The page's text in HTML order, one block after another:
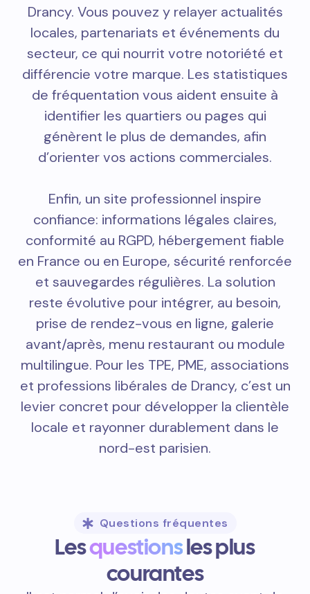
Drancy. Vous pouvez y relayer actualités
locales, partenariats et événements du
secteur, ce qui nourrit votre notoriété et
différencie votre marque. Les statistiques
de fréquentation vous aident ensuite à
identifier les quartiers ou pages qui
génèrent le plus de demandes, afin
d’orienter vos actions commerciales.
Enfin, un site professionnel inspire
confiance: informations légales claires,
conformité au RGPD, hébergement fiable
en France ou en Europe, sécurité renforcée
et sauvegardes régulières. La solution
reste évolutive pour intégrer, au besoin,
prise de rendez-vous en ligne, galerie
avant/après, menu restaurant ou module
multilingue. Pour les TPE, PME, associations
et professions libérales de Drancy, c’est un
levier concret pour développer la clientèle
locale et rayonner durablement dans le
nord-est parisien.
Questions fréquentes
Lesquestionsles plus
courantes